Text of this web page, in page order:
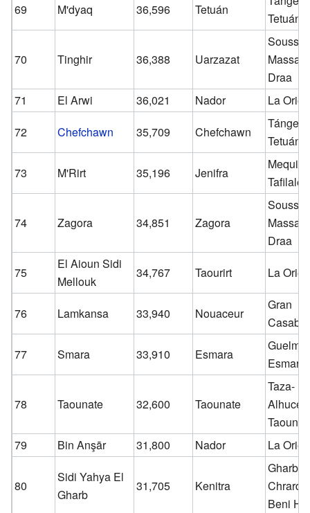
69 M'dyaq 36,596 Tetuán
Tetuán
70 Tinghir 36,388 Uarzazat
Souss-
Massa-
Draa
71
El Arwi 36,021 Nador
La
72
Chefchawn 35,709 Chefchawn
Tánger-
Tetuán
73
M'Rirt 35,196 Jenifra
Tafilalet
74 Zagora 34,851 Zagora
Souss-
Massa-
Draa
75
El Aioun Sidi
Mellouk
34,767 Taourirt La
76 Lamkansa 33,940 Nouaceur
Gran
77
Smara 33,910 Esmara
Esmara
78 Taounate 32,600 Taounate
Taza-
79
Bin Anşār 31,800 Nador La
80
Sidi Yahya El
Gharb
31,705 Kenitra
Gharb-
Beni